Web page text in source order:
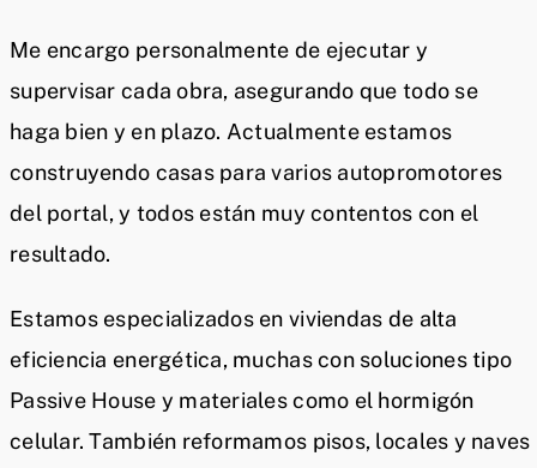
Me encargo personalmente de ejecutar y
supervisar cada obra, asegurando que todo se
haga bien y en plazo. Actualmente estamos
construyendo casas para varios autopromotores
del portal, y todos están muy contentos con el
resultado.
Estamos especializados en viviendas de alta
eficiencia energética, muchas con soluciones tipo
Passive House y materiales como el hormigón
celular. También reformamos pisos, locales y naves